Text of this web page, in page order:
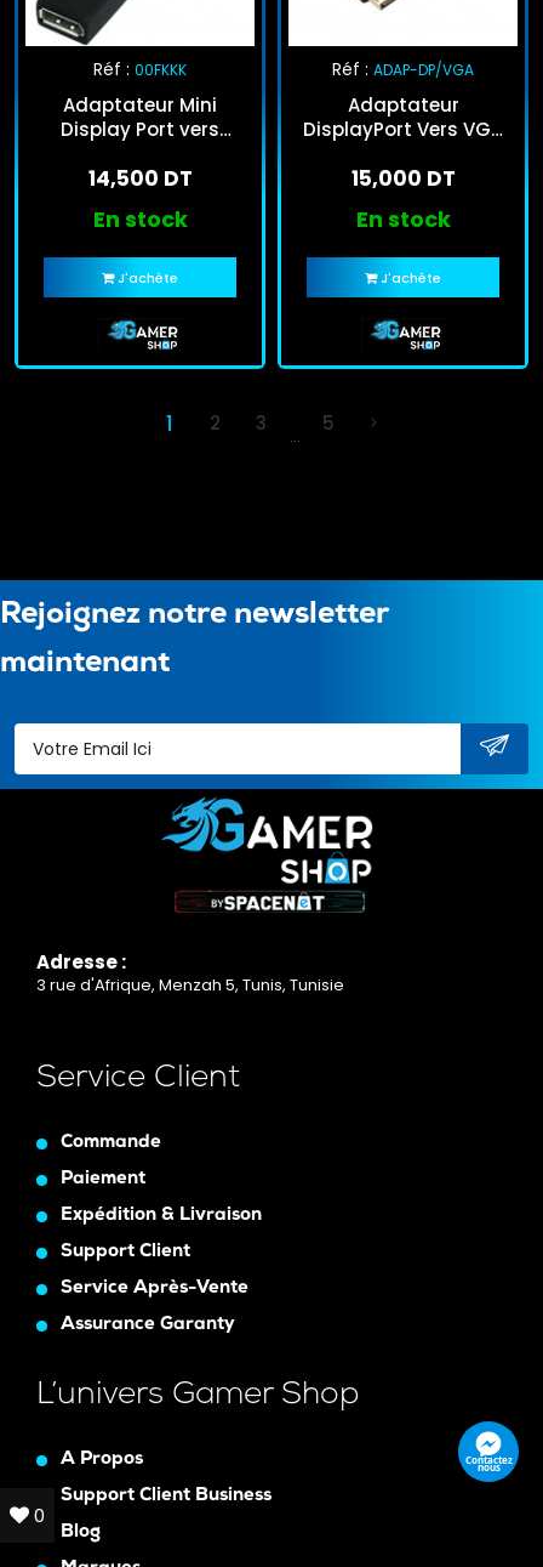
Réf : 00FKKK
Adaptateur Mini
Display Port vers
14,500 DT
En stock
J'achète
Réf : ADAP-DP/VGA
Adaptateur
DisplayPort Vers VGA
15,000 DT
En stock
J'achète
1 2 3
…
5
Rejoignez notre newsletter
maintenant
Adresse :
3 rue d'Afrique, Menzah 5, Tunis, Tunisie
Service Client
Commande
Paiement
Expédition & Livraison
Support Client
Service Après-Vente
Assurance Garanty
L’univers Gamer Shop
A Propos
Support Client Business
Blog
Contactez
nous
0
0